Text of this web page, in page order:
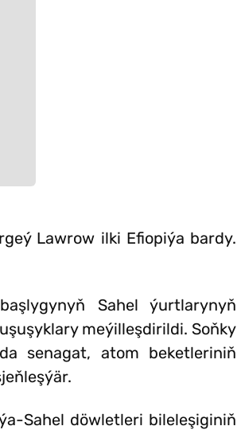
Lawrow ilki Efiopiýa bardy.
Sahel ýurtlarynyň
meýilleşdirildi. Soňky
senagat, atom beketleriniň
Sahel döwletleri bileleşiginiň